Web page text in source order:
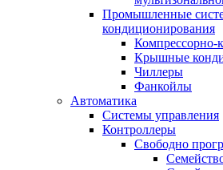
Промышленные
кондиционирования
Компрессорно-
Крышные
Чиллеры
Фанкойлы
Автоматика
Системы управления
Контроллеры
Свободно